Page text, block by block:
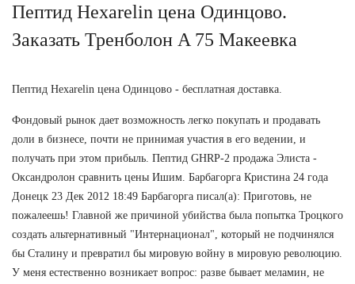
Пептид Hexarelin цена Одинцово.
Заказать Тренболон A 75 Макеевка
Пептид Hexarelin цена Одинцово - бесплатная доставка.
Фондовый рынок дает возможность легко покупать и продавать
доли в бизнесе, почти не принимая участия в его ведении, и
получать при этом прибыль. Пептид GHRP-2 продажа Элиста -
Оксандролон сравнить цены Ишим. Барбагорга Кристина 24 года
Донецк 23 Дек 2012 18:49 Барбагорга писал(а): Приготовь, не
пожалеешь! Главной же причиной убийства была попытка Троцкого
создать альтернативный "Интернационал", который не подчинялся
бы Сталину и превратил бы мировую войну в мировую революцию.
У меня естественно возникает вопрос: разве бывает меламин, не